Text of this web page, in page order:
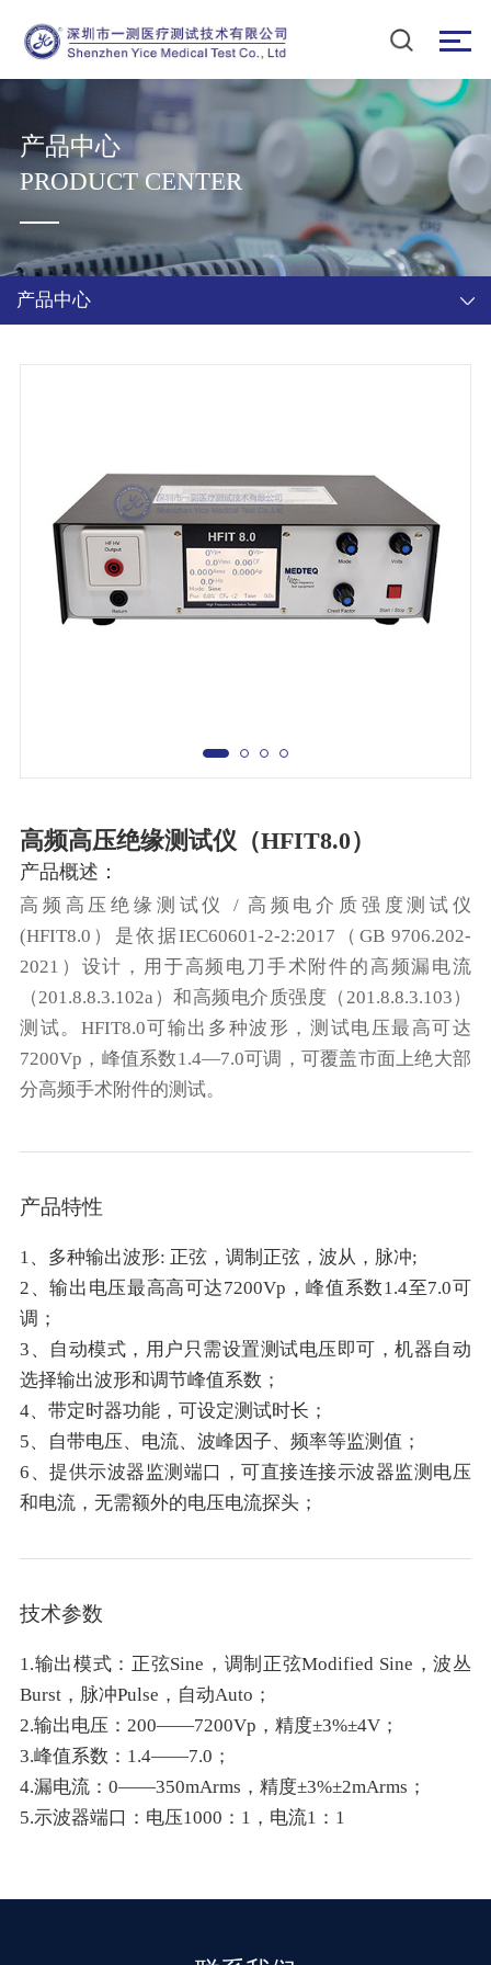
产品中心
PRODUCT CENTER
产品中心
高频高压绝缘测试仪（HFIT8.0）
产品概述：
高频高压绝缘测试仪 / 高频电介质强度测试仪
(HFIT8.0）是依据IEC60601-2-2:2017（GB 9706.202-
2021）设计，用于高频电刀手术附件的高频漏电流
（201.8.8.3.102a）和高频电介质强度（201.8.8.3.103）
测试。HFIT8.0可输出多种波形，测试电压最高可达
7200Vp，峰值系数1.4—7.0可调，可覆盖市面上绝大部
分高频手术附件的测试。
产品特性
1、多种输出波形: 正弦，调制正弦，波从，脉冲;
2、输出电压最高高可达7200Vp，峰值系数1.4至7.0可
调；
3、自动模式，用户只需设置测试电压即可，机器自动
选择输出波形和调节峰值系数；
4、带定时器功能，可设定测试时长；
5、自带电压、电流、波峰因子、频率等监测值；
6、提供示波器监测端口，可直接连接示波器监测电压
和电流，无需额外的电压电流探头；
技术参数
1.输出模式：正弦Sine，调制正弦Modified Sine，波丛
Burst，脉冲Pulse，自动Auto；
2.输出电压：200——7200Vp，精度±3%±4V；
3.峰值系数：1.4——7.0；
4.漏电流：0——350mArms，精度±3%±2mArms；
5.示波器端口：电压1000：1，电流1：1